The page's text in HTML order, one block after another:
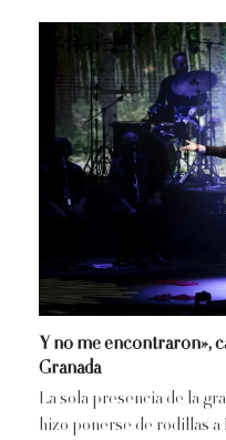
Y no me encontraron»,
Granada
La sola presencia de la
hizo ponerse de rodillas